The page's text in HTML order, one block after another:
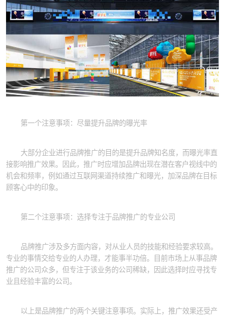
第一个注意事项：尽量提升品牌的曝光率
大部分企业进行品牌推广的目的是提升品牌知名度，而曝光率直
接影响推广效果。因此，推广时应增加品牌出现在潜在客户视线中的
机会和频率，例如通过互联网渠道持续推广和曝光，加深品牌在目标
顾客心中的印象。
第二个注意事项：选择专注于品牌推广的专业公司
品牌推广涉及多方面内容，对从业人员的技能和经验要求较高。
专业的事情交给专业的人办理，才能事半功倍。目前市场上从事品牌
推广的公司众多，但专注于该业务的公司稀缺，因此选择时应寻找专
业且经验丰富的公司。
以上是品牌推广的两个关键注意事项。实际上，推广效果还受产